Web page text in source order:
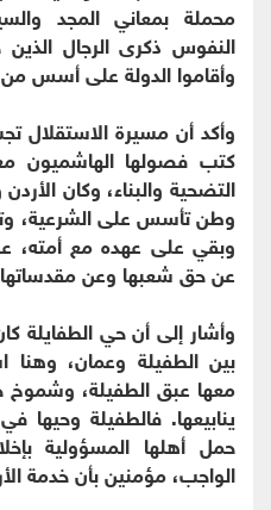
محملة بمعاني المجد
النفوس ذكرى الرجال الذين
وأقاموا الدولة على أسس
كتب فصولها الهاشميون
التضحية والبناء، وكان
وطن تأسس على الشرعية،
وبقي على عهده مع أمته،
عن حق شعبها وعن
وأشار إلى أن حي الطفايلة
بين الطفيلة وعمان،
معها عبق الطفيلة، وشموخ
ينابيعها. فالطفيلة
حمل أهلها المسؤولية
الواجب، مؤمنين بأن خدمة